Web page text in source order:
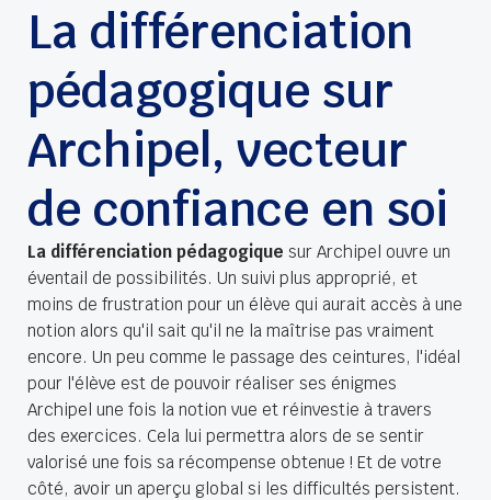
La différenciation
pédagogique sur
Archipel, vecteur
de confiance en soi
La différenciation pédagogique sur Archipel ouvre un
éventail de possibilités. Un suivi plus approprié, et
moins de frustration pour un élève qui aurait accès à une
notion alors qu'il sait qu'il ne la maîtrise pas vraiment
encore. Un peu comme le passage des ceintures, l'idéal
pour l'élève est de pouvoir réaliser ses énigmes
Archipel une fois la notion vue et réinvestie à travers
des exercices. Cela lui permettra alors de se sentir
valorisé une fois sa récompense obtenue ! Et de votre
côté, avoir un aperçu global si les difficultés persistent.